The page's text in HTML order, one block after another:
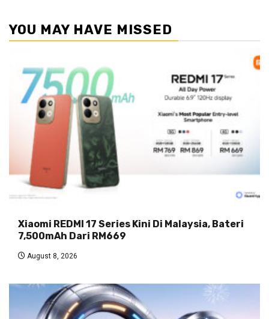
YOU MAY HAVE MISSED
Xiaomi REDMI 17 Series Kini Di Malaysia, Bateri
7,500mAh Dari RM669
August 8, 2026